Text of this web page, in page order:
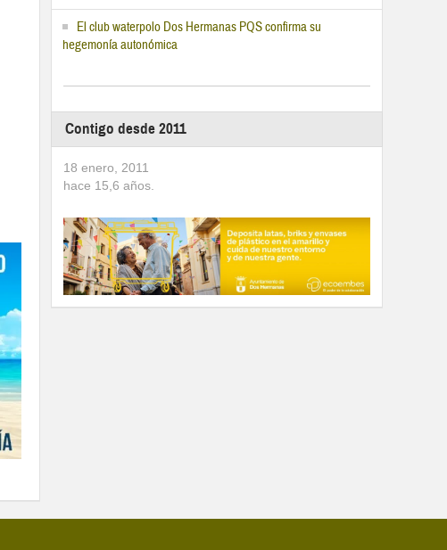
El club waterpolo Dos Hermanas PQS confirma su
hegemonía autonómica
Contigo desde 2011
18 enero, 2011
hace 15,6 años.